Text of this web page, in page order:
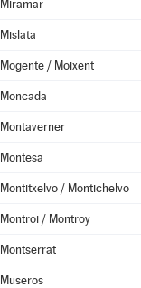
Miramar
Mislata
Mogente / Moixent
Moncada
Montaverner
Montesa
Montitxelvo / Montichelvo
Montroi / Montroy
Montserrat
Museros